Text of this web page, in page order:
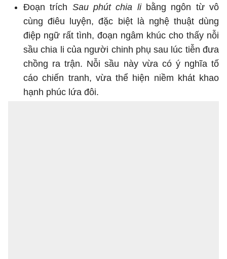
Đoạn trích Sau phút chia libằng ngôn từ vô
cùng điêu luyện, đặc biệt là nghệ thuật dùng
điệp ngữ rất tình, đoạn ngâm khúc cho thấy nỗi
sầu chia li của người chinh phụ sau lúc tiễn đưa
chồng ra trận. Nỗi sầu này vừa có ý nghĩa tố
cáo chiến tranh, vừa thể hiện niềm khát khao
hạnh phúc lứa đôi.